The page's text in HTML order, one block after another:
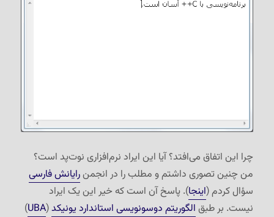
چرا این اتفاق می‌افتد؟ آیا این ایراد نرم‌افزاری نوت‌پد است؟
من چنین تصوری داشتم و مطلب را در انجمنرایانش فارسی
سؤال کردم (اینجا). پاسخ آن است که خیر این یک ایراد
نیست. بر طبق الگوریتم دوسونویسی استاندارد یونیکد(
UBA
)